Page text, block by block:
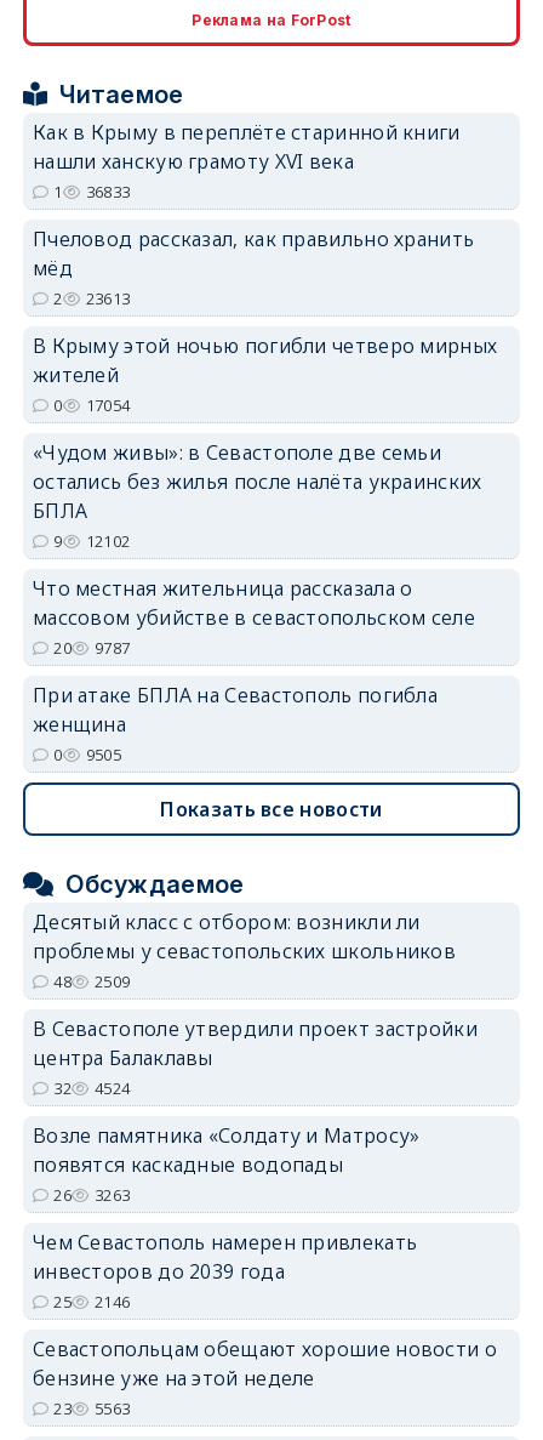
erid: 2SDnjcrDNw6
Реклама на ForPost
Читаемое
Как в Крыму в переплёте старинной книги
нашли ханскую грамоту XVI века
1 36833
Пчеловод рассказал, как правильно хранить
мёд
2 23613
В Крыму этой ночью погибли четверо мирных
жителей
0 17054
«Чудом живы»: в Севастополе две семьи
остались без жилья после налёта украинских
БПЛА
9 12102
Что местная жительница рассказала о
массовом убийстве в севастопольском селе
20 9787
При атаке БПЛА на Севастополь погибла
женщина
0 9505
Показать все новости
Обсуждаемое
Десятый класс с отбором: возникли ли
проблемы у севастопольских школьников
48 2509
В Севастополе утвердили проект застройки
центра Балаклавы
32 4524
Возле памятника «Солдату и Матросу»
появятся каскадные водопады
26 3263
Чем Севастополь намерен привлекать
инвесторов до 2039 года
25 2146
Севастопольцам обещают хорошие новости о
бензине уже на этой неделе
23 5563